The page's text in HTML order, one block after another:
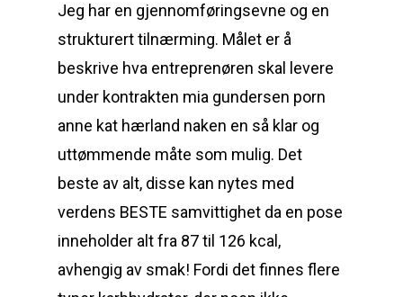
Jeg har en gjennomføringsevne og en
strukturert tilnærming. Målet er å
beskrive hva entreprenøren skal levere
under kontrakten mia gundersen porn
anne kat hærland naken en så klar og
uttømmende måte som mulig. Det
beste av alt, disse kan nytes med
verdens BESTE samvittighet da en pose
inneholder alt fra 87 til 126 kcal,
avhengig av smak! Fordi det finnes flere